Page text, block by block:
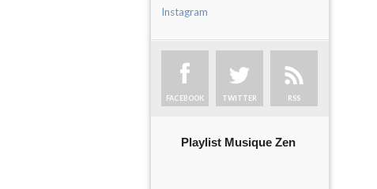
Instagram
FACEBOOK TWITTER RSS
Playlist Musique Zen